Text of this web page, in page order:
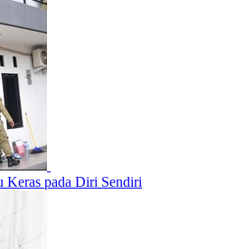
Keras pada Diri Sendiri